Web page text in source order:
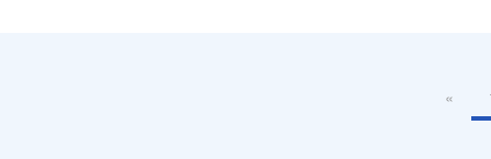
«